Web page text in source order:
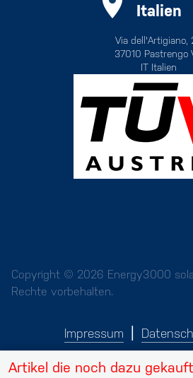
Artikel die noch dazu
Italien
Via dell'Artigiano,
37010 Pastrengo
IT Italien
Copyright © 2026 Energy3000
Rechte vorbehalten.
Impressum